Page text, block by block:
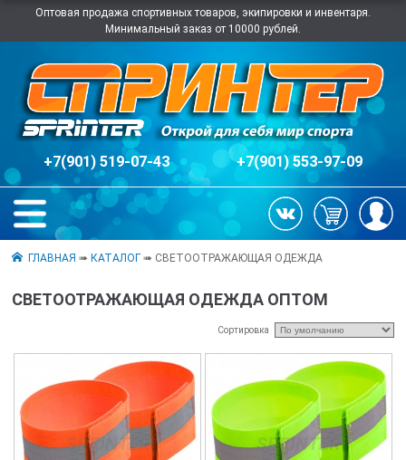
Оптовая продажа спортивных товаров, экипировки и инвентаря.
Минимальный заказ от 10000 рублей.
+7(901) 519-07-43 +7(901) 553-97-09
ГЛАВНАЯ ➠КАТАЛОГ ➠ СВЕТООТРАЖАЮЩАЯ ОДЕЖДА
СВЕТООТРАЖАЮЩАЯ ОДЕЖДА ОПТОМ
Сортировка
SPRINTER SPRINTER